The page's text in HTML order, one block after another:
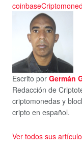
coinbase
Escrito por Germán
Redacción de
criptomonedas y
cripto en español.
Ver todos sus